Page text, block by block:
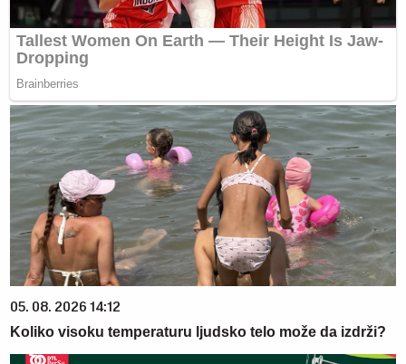
05. 08. 2026 14:12
Koliko visoku temperaturu ljudsko telo može da izdrži?